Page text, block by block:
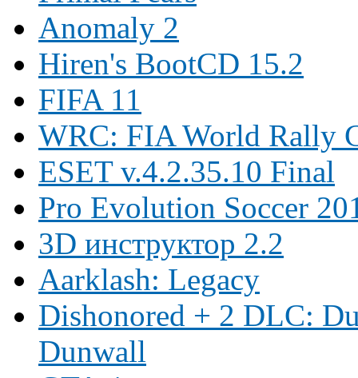
Anomaly 2
Hiren's BootCD 15.2
FIFA 11
WRC: FIA World Rally
ESET v.4.2.35.10 Final
Pro Evolution Soccer
3D инструктор 2.2
Aarklash: Legacy
Dishonored + 2 DLC:
Dunwall